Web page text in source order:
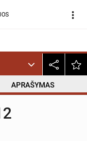
more_vert
APRAŠYMAS